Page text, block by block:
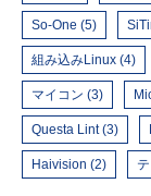
So-One (5)
組み込みLinux (4)
マイコン (3)
Questa Lint (3)
Haivision (2)